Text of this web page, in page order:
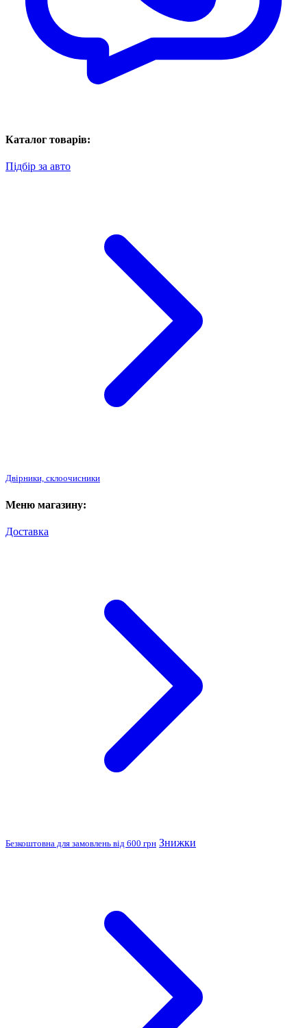
Каталог товарів:
Підбір за авто
Двірники, склоочисники
Меню магазину:
Доставка
Безкоштовна для замовлень від 600 грн Знижки